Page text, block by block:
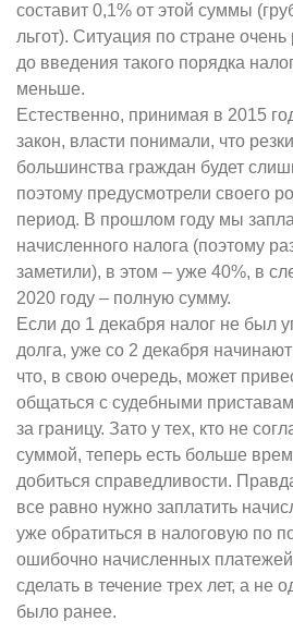
составит 0,1% от этой суммы
льгот). Ситуация по стране
до введения такого порядка
меньше.
Естественно, принимая в 2015
закон, власти понимали, что
большинства граждан будет
поэтому предусмотрели своего
период. В прошлом году мы
начисленного налога (поэтому
заметили), в этом – уже 40%, в
2020 году – полную сумму.
Если до 1 декабря налог не был
долга, уже со 2 декабря
что, в свою очередь, может
общаться с судебными
за границу. Зато у тех, кто не
суммой, теперь есть больше
добиться справедливости.
все равно нужно заплатить
уже обратиться в налоговую по
ошибочно начисленных
сделать в течение трех лет, а не
было ранее.